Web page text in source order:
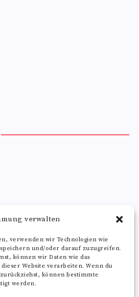
verwalten
verwenden wir Technologien wie
und/oder darauf zuzugreifen.
können wir Daten wie das
Website verarbeiten. Wenn du
können bestimmte
werden.